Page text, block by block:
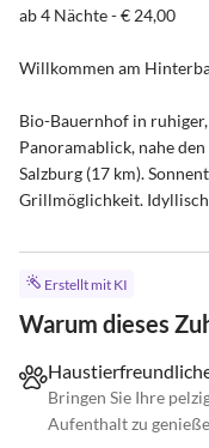
ab 4 Nächte - € 24,00
Willkommen am
Bio-Bauernhof in
Panoramablick, nahe
Salzburg (17 km).
Grillmöglichkeit.
Erstellt mit KI
Warum dieses
Bringen Sie Ihre
Aufenthalt zu